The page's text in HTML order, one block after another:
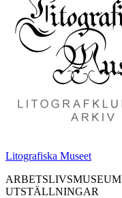
Litografiska Museet
UTSTÄLLNINGAR